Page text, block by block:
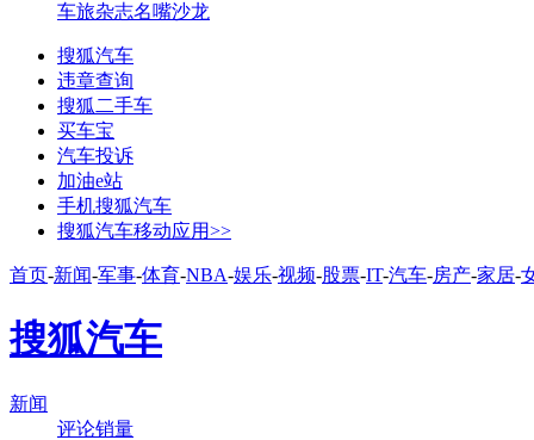
车旅杂志名嘴沙龙
搜狐汽车
违章查询
搜狐二手车
买车宝
汽车投诉
加油e站
手机搜狐汽车
搜狐汽车移动应用>>
首页-新闻-军事-体育-NBA-娱乐-视频-股票-IT-汽车-房产-家居-
搜狐汽车
新闻
评论销量